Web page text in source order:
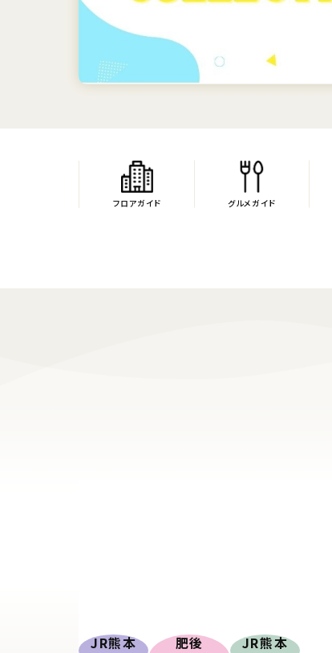
Previous
Next
フロアガイド グルメガイド
JR熊本
肥後
JR熊本